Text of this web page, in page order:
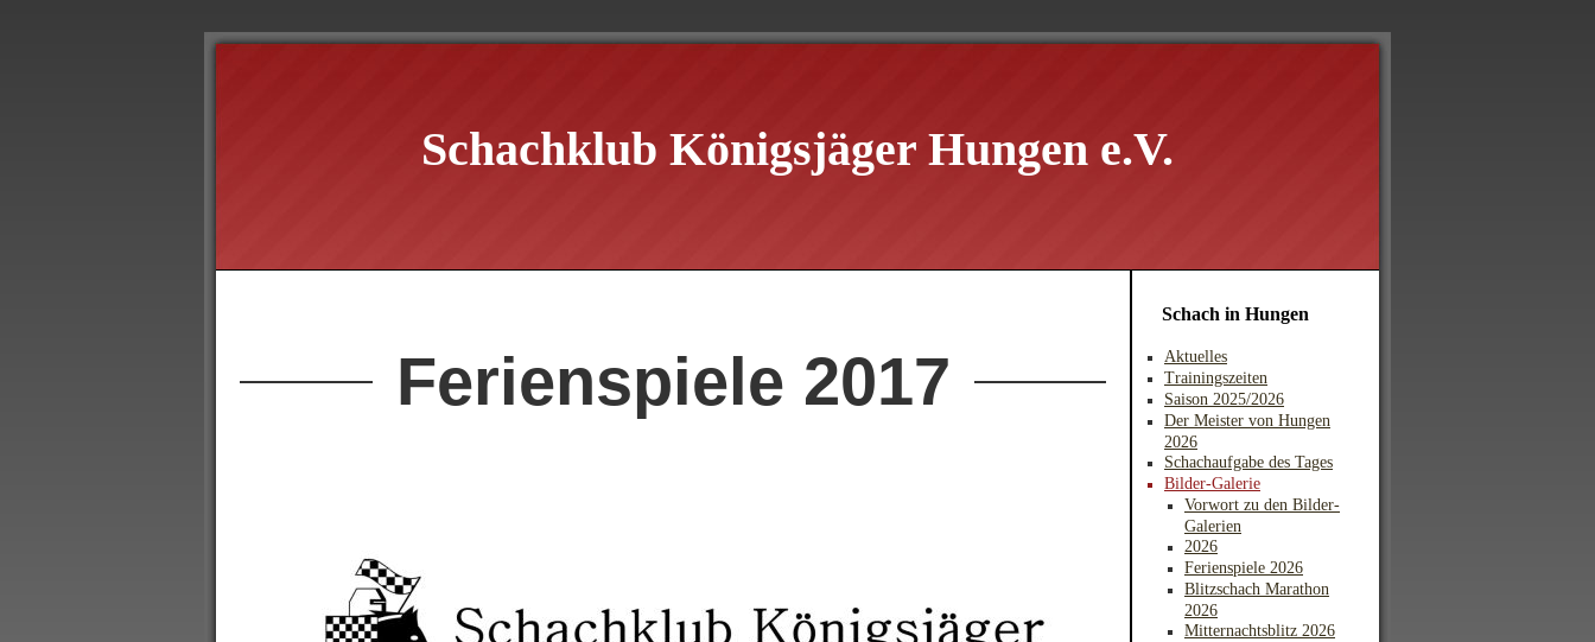
Schachklub Königsjäger Hungen e.V.
Ferienspiele 2017
Schach in Hungen
Aktuelles
Trainingszeiten
Saison 2025/2026
Der Meister von Hungen
2026
Schachaufgabe des Tages
Bilder-Galerie
Vorwort zu den Bilder-
Galerien
2026
Ferienspiele 2026
Blitzschach Marathon
2026
Mitternachtsblitz 2026